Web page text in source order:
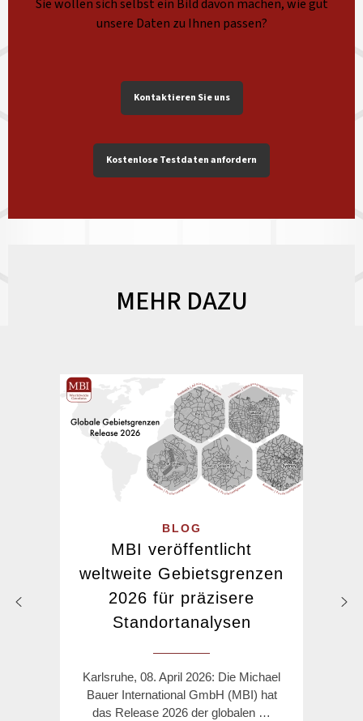
Sie wollen sich selbst ein Bild davon machen, wie gut
unsere Daten zu Ihnen passen?
Kontaktieren Sie uns
Kostenlose Testdaten anfordern
MEHR DAZU
BLOG
MBI veröffentlicht
weltweite Gebietsgrenzen
2026 für präzisere
Standortanalysen
Karlsruhe, 08. April 2026: Die Michael
Bauer International GmbH (MBI) hat
das Release 2026 der globalen …